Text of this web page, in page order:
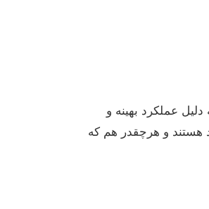
عملکرد بهینه و
هستند و هرچقدر هم که